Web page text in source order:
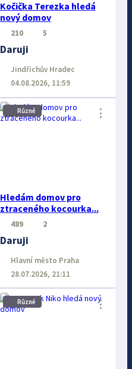
Kočička Terezka hledá
nový domov
210 5
Daruji
Jindřichův Hradec
04.08.2026, 11:59
Různé
Hledám domov pro
ztraceného kocourka...
⋮
489 2
Daruji
Hlavní město Praha
28.07.2026, 21:11
Různé ⋮